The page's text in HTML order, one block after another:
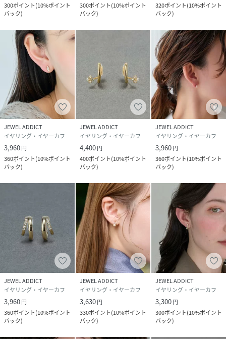
300ポイント(10%ポイント
バック)
300ポイント(10%ポイント
バック)
320ポイント(10%ポイント
バック)
JEWEL ADDICT
イヤリング・イヤーカフ
3,960円
360ポイント(10%ポイント
バック)
JEWEL ADDICT
イヤリング・イヤーカフ
4,400円
400ポイント(10%ポイント
バック)
JEWEL ADDICT
イヤリング・イヤーカフ
3,960円
360ポイント(10%ポイント
バック)
JEWEL ADDICT
イヤリング・イヤーカフ
3,960円
360ポイント(10%ポイント
バック)
JEWEL ADDICT
イヤリング・イヤーカフ
3,630円
330ポイント(10%ポイント
バック)
JEWEL ADDICT
イヤリング・イヤーカフ
3,300円
300ポイント(10%ポイント
バック)